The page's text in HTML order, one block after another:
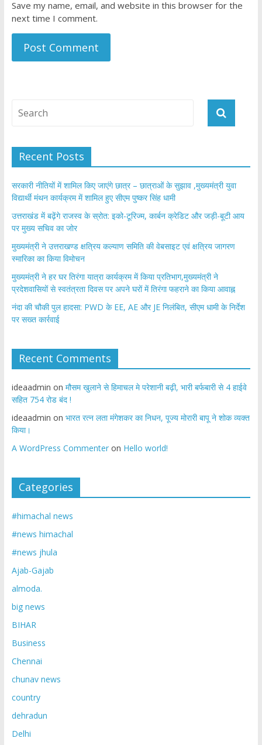
Save my name, email, and website in this browser for the
next time I comment.
Recent Posts
सरकारी नीतियों में शामिल किए जाएंगे छात्र – छात्राओं के सुझाव ,मुख्यमंत्री युवा
विद्यार्थी मंथन कार्यक्रम में शामिल हुए सीएम पुष्कर सिंह धामी
उत्तराखंड में बढ़ेंगे राजस्व के स्रोत: इको-टूरिज्म, कार्बन क्रेडिट और जड़ी-बूटी आय
पर मुख्य सचिव का जोर
मुख्यमंत्री ने उत्तराखण्ड क्षत्रिय कल्याण समिति की वेबसाइट एवं क्षत्रिय जागरण
स्मारिका का किया विमोचन
मुख्यमंत्री ने हर घर तिरंगा यात्रा कार्यक्रम में किया प्रतिभाग,मुख्यमंत्री ने
प्रदेशवासियों से स्वतंत्रता दिवस पर अपने घरों में तिरंगा फहराने का किया आवाह्न
नंदा की चौकी पुल हादसा: PWD के EE, AE और JE निलंबित, सीएम धामी के निर्देश
पर सख्त कार्रवाई
Recent Comments
ideaadmin on मौसम खुलाने से हिमाचल मे परेशानी बढ़ी, भारी बर्फबारी से 4 हाईवे
सहित 754 रोड बंद !
ideaadmin on भारत रत्न लता मंगेशकर का निधन, पूज्य मोरारी बापू ने शोक व्यक्त
किया।
A WordPress Commenteron Hello world!
Categories
#himachal news
#news himachal
#news jhula
Ajab-Gajab
almoda.
big news
BIHAR
Business
Chennai
chunav news
country
dehradun
Delhi